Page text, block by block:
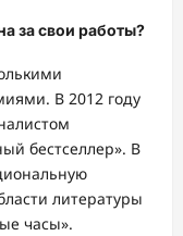
за свои работы?
В 2012 году
бестселлер». В
литературы
часы».